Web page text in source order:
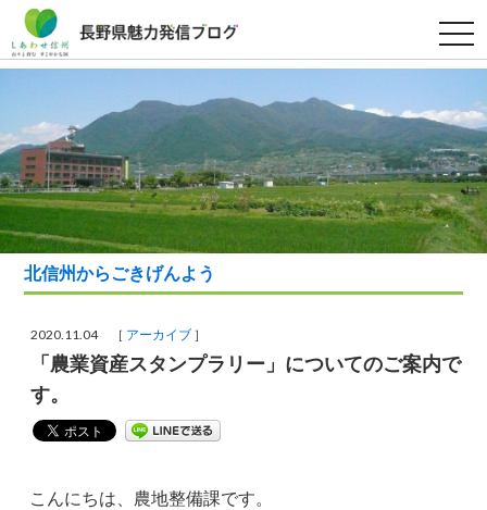
t
o
g
e
n
a
v
i
g
a
t
i
o
北信州からごきげんよう
2020.11.04 ［ アーカイブ ］
「農業資産スタンプラリー」についてのご案内で
す。
こんにちは、農地整備課です。